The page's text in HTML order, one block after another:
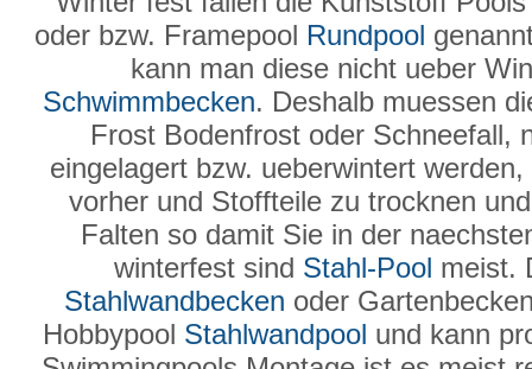
oder bzw. Framepool Rundpool
kann man diese nicht ueber
Schwimmbecken. Deshalb muessen
Frost Bodenfrost oder Schneefall,
eingelagert bzw. ueberwintert
vorher und Stoffteile zu trocknen
Falten so damit Sie in der
winterfest sind Stahl-Pool meist.
Stahlwandbecken oder
Hobbypool Stahlwandpool und kann